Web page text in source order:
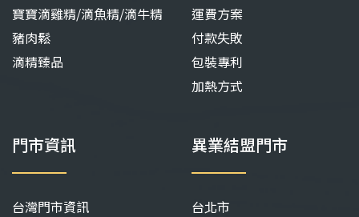
寶寶滴雞精/滴魚精/滴牛精
豬肉鬆
滴精臻品
運費方案
付款失敗
包裝專利
加熱方式
門市資訊
台灣門市資訊
異業結盟門市
台北市